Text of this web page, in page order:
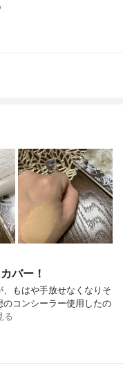
バー！
もはや手放せなくなりそ
コンシーラー使用したの
る